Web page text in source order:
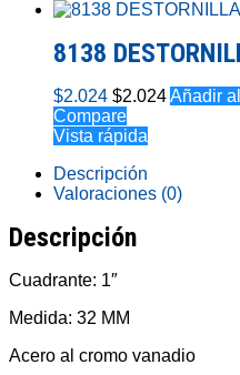
8138
$2.024 $2.024Añadir
Compare
Vista rápida
Descripción
Valoraciones (0)
Descripción
Cuadrante: 1″
Medida: 32 MM
Acero al cromo vanadio